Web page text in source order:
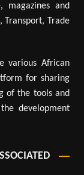
magazines and
Transport, Trade
various African
for sharing
of the tools and
development